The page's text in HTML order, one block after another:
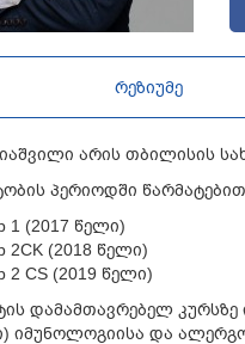
რეზიუმე
არის თბილისის
პერიოდში
1 (2017 წელი)
2CK (2018 წელი)
2 CS (2019 წელი)
დამამთავრებელ
იმუნოლოგიისა და